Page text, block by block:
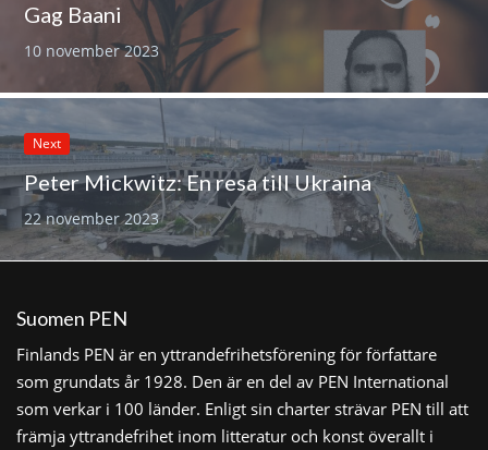
Gag Baani
10 november 2023
Next
Peter Mickwitz: En resa till Ukraina
22 november 2023
Suomen PEN
Finlands PEN är en yttrandefrihetsförening för författare
som grundats år 1928. Den är en del av PEN International
som verkar i 100 länder. Enligt sin charter strävar PEN till att
främja yttrandefrihet inom litteratur och konst överallt i